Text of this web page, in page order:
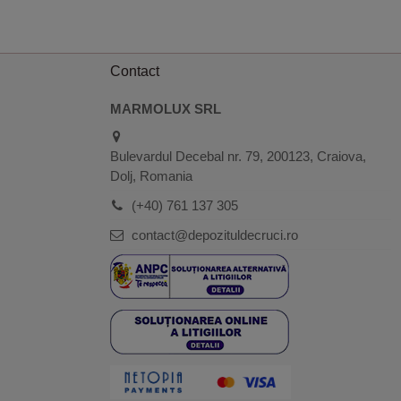
Contact
MARMOLUX SRL
Bulevardul Decebal nr. 79, 200123, Craiova,
Dolj, Romania
(+40) 761 137 305
contact@depozituldecruci.ro